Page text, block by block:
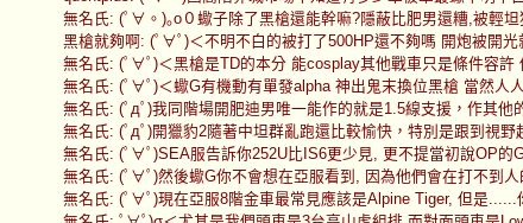
無名氏: (ﾟ∀。)｡o０蠍子除了黑槍還能幹嘛?隱蔽比肥男還糟,被輕
黑槍就夠啊: (ﾟ∀ﾟ)＜不明不白的被打了500HP還不夠嗎 開炮被開
無名氏: (ﾟ∀ﾟ)＜黑槍是TD的本分 能cosplay其他戰車只是條件容
無名氏: (ﾟ∀ﾟ)＜蠍G有機動有單發alpha 神出鬼末換位黑槍 當然人
無名氏: (ﾟдﾟ)我同階場開肥迪男唯一能作的就是1.5線支援，作其
無名氏: (ﾟдﾟ)開獵豹2隨著中坦群亂跑還比較愉快，特別是跟到視
無名氏: (ﾟ∀ﾟ)SEA服告訴你252U比IS6更少見, 更不提當初說OP的
無名氏: (ﾟ∀ﾟ)然後蠍G你不會想在亞服看到, 因為他們會在打不到
無名氏: (ﾟ∀ﾟ)現在亞服8階金車最常見應該是Alpine Tiger, 但是